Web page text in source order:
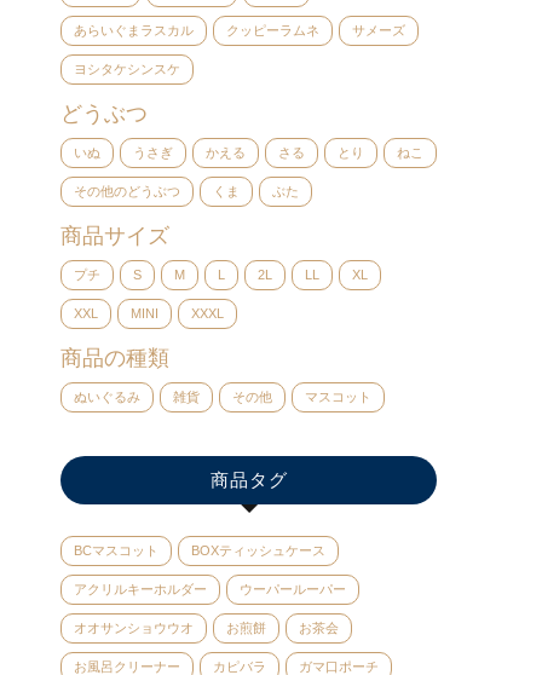
あらいぐまラスカル クッピーラムネ サメーズ
ヨシタケシンスケ
どうぶつ
いぬ うさぎ かえる さる とり ねこ
その他のどうぶつ くま ぶた
商品サイズ
プチ S M L 2L LL XL
XXL MINI XXXL
商品の種類
ぬいぐるみ 雑貨 その他 マスコット
商品タグ
BCマスコット BOXティッシュケース
アクリルキーホルダー ウーパールーパー
オオサンショウウオ お煎餅 お茶会
お風呂クリーナー カピバラ ガマ口ポーチ